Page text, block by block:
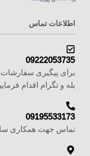
اطلاعات تماس
09222053735
برای پیگیری
بله و تگرام اقدام
09195533173
تماس جهت همکاری